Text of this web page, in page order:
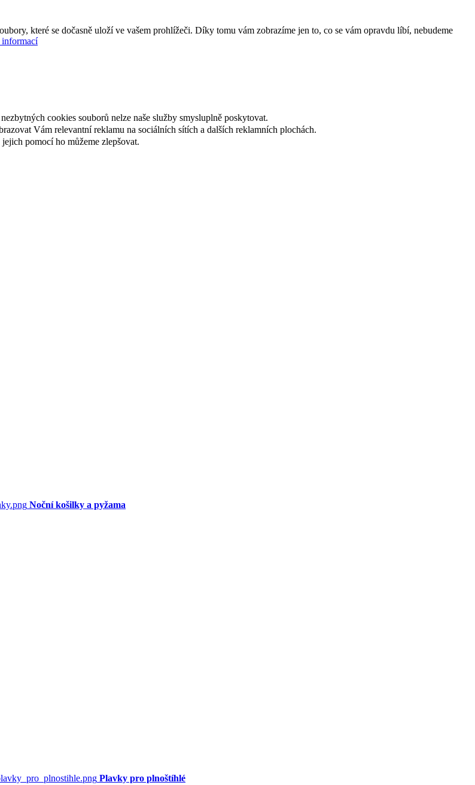
které se dočasně uloží ve vašem prohlížeči. Díky tomu vám zobrazíme jen to, co se vám opravdu líbí, nebudeme
cookies souborů nelze naše služby smysluplně poskytovat.
Vám relevantní reklamu na sociálních sítích a dalších reklamních plochách.
pomocí ho můžeme zlepšovat.
Noční košilky a pyžama
Plavky pro plnoštíhlé